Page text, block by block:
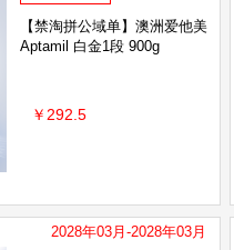
【禁淘拼公域单】澳洲爱他美
Aptamil 白金1段 900g
￥292.5
2028年03月-2028年03月